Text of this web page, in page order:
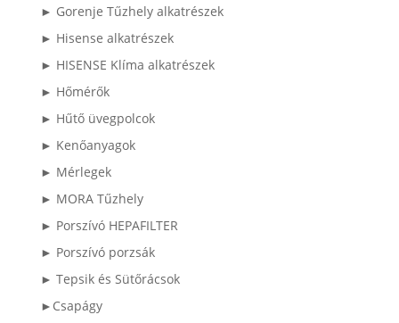
► Gorenje Tűzhely alkatrészek
► Hisense alkatrészek
► HISENSE Klíma alkatrészek
► Hőmérők
► Hűtő üvegpolcok
► Kenőanyagok
► Mérlegek
► MORA Tűzhely
► Porszívó HEPAFILTER
► Porszívó porzsák
► Tepsik és Sütőrácsok
►Csapágy